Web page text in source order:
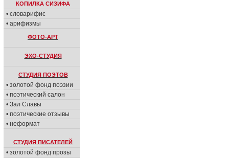
КОПИЛКА СИЗИФА
• словарифис
• арифизмы
ФОТО-АРТ
ЭХО-СТУДИЯ
СТУДИЯ ПОЭТОВ
• золотой фонд поэзии
• поэтический салон
• Зал Славы
• поэтические отзывы
• неформат
СТУДИЯ ПИСАТЕЛЕЙ
• золотой фонд прозы